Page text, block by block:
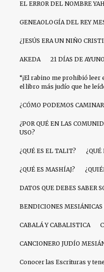
EL ERROR DEL NOMBRE
GENEAOLOGÍA DEL REY
¿JESÚS ERA UN NIÑO
AKEDA 21 DÍAS DE AYUNO
“¡El rabino me prohibió
el libro más judío que he
¿CÓMO PODEMOS
¿POR QUÉ EN LAS
USO?
¿QUÉ ES EL TALIT? ¿QUÉ
¿QUÉ ES MASHÍAJ?
DATOS QUE DEBES SABER
BENDICIONES MESIÁNICAS
CABALÁ Y CABALISTICA
CANCIONERO JUDÍO
Conocer las Escrituras y